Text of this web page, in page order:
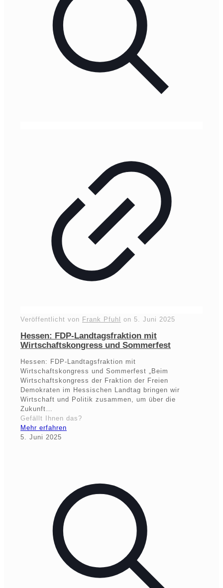
Veröffentlicht von Frank Pfuhl on 5. Juni 2025
Hessen: FDP-Landtagsfraktion mit
Wirtschaftskongress und Sommerfest
Hessen: FDP-Landtagsfraktion mit
Wirtschaftskongress und Sommerfest „Beim
Wirtschaftskongress der Fraktion der Freien
Demokraten im Hessischen Landtag bringen wir
Wirtschaft und Politik zusammen, um über die
Zukunft…
Gefällt Ihnen das?
Mehr erfahren
5. Juni 2025